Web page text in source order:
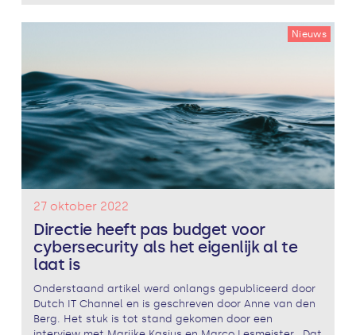
Nieuws
27 oktober 2022
Directie heeft pas budget voor
cybersecurity als het eigenlijk al te
laat is
Onderstaand artikel werd onlangs gepubliceerd door
Dutch IT Channel en is geschreven door Anne van den
Berg. Het stuk is tot stand gekomen door een